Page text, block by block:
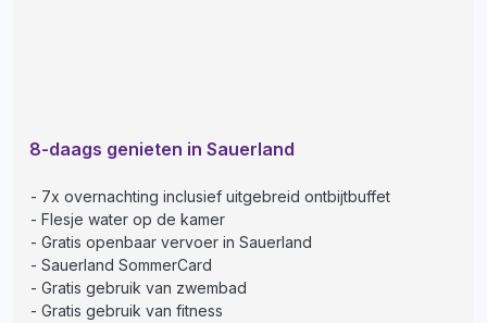
8-daags genieten in Sauerland
7x overnachting inclusief uitgebreid ontbijtbuffet
Flesje water op de kamer
Gratis openbaar vervoer in Sauerland
Sauerland SommerCard
Gratis gebruik van zwembad
Gratis gebruik van fitness